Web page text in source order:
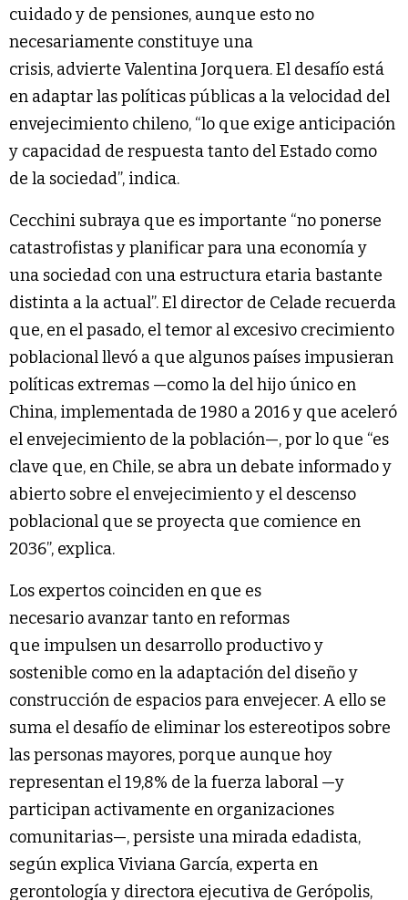
cuidado y de pensiones, aunque esto no
necesariamente constituye una
crisis, advierte Valentina Jorquera. El desafío está
en adaptar las políticas públicas a la velocidad del
envejecimiento chileno, “lo que exige anticipación
y capacidad de respuesta tanto del Estado como
de la sociedad”, indica.
Cecchini subraya que es importante “no ponerse
catastrofistas y planificar para una economía y
una sociedad con una estructura etaria bastante
distinta a la actual”. El director de Celade recuerda
que, en el pasado, el temor al excesivo crecimiento
poblacional llevó a que algunos países impusieran
políticas extremas —como la del hijo único en
China, implementada de 1980 a 2016 y que aceleró
el envejecimiento de la población—, por lo que “es
clave que, en Chile, se abra un debate informado y
abierto sobre el envejecimiento y el descenso
poblacional que se proyecta que comience en
2036”, explica.
Los expertos coinciden en que es
necesario avanzar tanto en reformas
que impulsen un desarrollo productivo y
sostenible como en la adaptación del diseño y
construcción de espacios para envejecer. A ello se
suma el desafío de eliminar los estereotipos sobre
las personas mayores, porque aunque hoy
representan el 19,8% de la fuerza laboral —y
participan activamente en organizaciones
comunitarias—, persiste una mirada edadista,
según explica Viviana García, experta en
gerontología y directora ejecutiva de Gerópolis,